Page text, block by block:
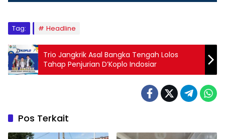
Tag: Headline
Trio Jangkrik Asal Bangka Tengah Lolos
Tahap Penjurian D’Koplo Indosiar
Pos Terkait